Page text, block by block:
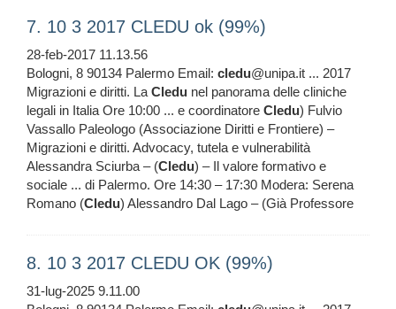
7. 10 3 2017 CLEDU ok (99%)
28-feb-2017 11.13.56
Bologni, 8 90134 Palermo Email: cledu@unipa.it ... 2017
Migrazioni e diritti. LaCledu nel panorama delle cliniche
legali in Italia Ore 10:00 ... e coordinatore Cledu) Fulvio
Vassallo Paleologo (Associazione Diritti e Frontiere) –
Migrazioni e diritti. Advocacy, tutela e vulnerabilità
Alessandra Sciurba – (Cledu) – Il valore formativo e
sociale ... di Palermo. Ore 14:30 – 17:30 Modera: Serena
Romano (Cledu) Alessandro Dal Lago – (Già Professore
8. 10 3 2017 CLEDU OK (99%)
31-lug-2025 9.11.00